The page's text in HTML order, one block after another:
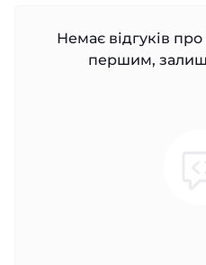
Немає відгуків
першим,